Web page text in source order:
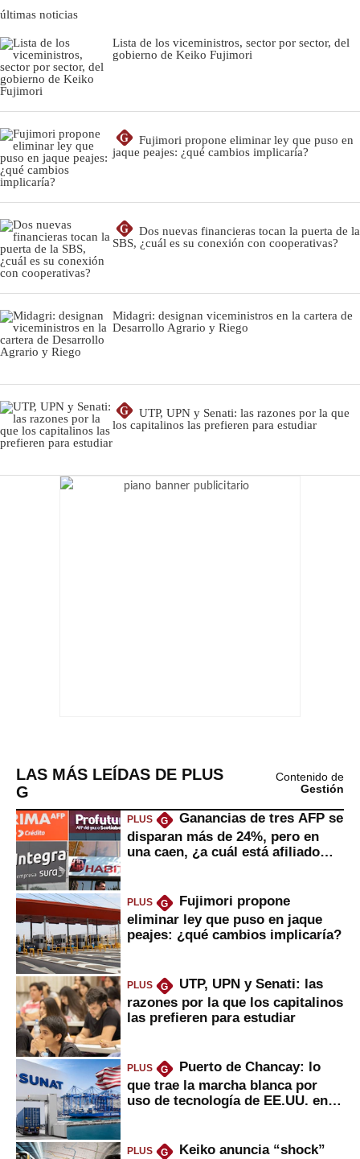
últimas noticias
Lista de los viceministros, sector por sector, del
gobierno de Keiko Fujimori
G
Fujimori propone eliminar ley que puso en
jaque peajes: ¿qué cambios implicaría?
G
Dos nuevas financieras tocan la puerta de la
SBS, ¿cuál es su conexión con cooperativas?
Midagri: designan viceministros en la cartera de
Desarrollo Agrario y Riego
G
UTP, UPN y Senati: las razones por la que
los capitalinos las prefieren para estudiar
LAS MÁS LEÍDAS DE PLUS
G
Contenido de
Gestión
PLUS G
Ganancias de tres AFP se
disparan más de 24%, pero en
una caen, ¿a cuál está afiliado
PLUS G
Fujimori propone
eliminar ley que puso en jaque
peajes: ¿qué cambios implicaría?
PLUS G
UTP, UPN y Senati: las
razones por la que los capitalinos
las prefieren para estudiar
PLUS G
Puerto de Chancay: lo
que trae la marcha blanca por
uso de tecnología de EE.UU. en
PLUS G
Keiko anuncia “shock”